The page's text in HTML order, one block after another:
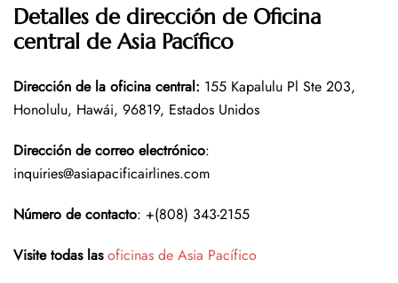
Detalles de dirección de Oficina
central de Asia Pacífico
Dirección de la oficina central: 155 Kapalulu Pl Ste 203,
Honolulu, Hawái, 96819, Estados Unidos
Dirección de correo electrónico:
inquiries@asiapacificairlines.com
Número de contacto: +(808) 343-2155
Visite todas las oficinas de Asia Pacífico